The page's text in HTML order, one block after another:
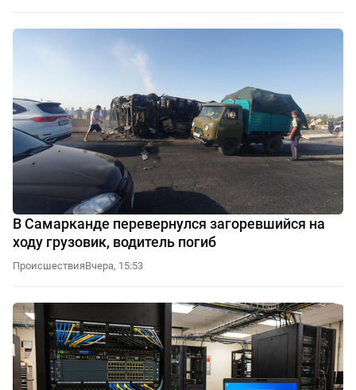
В Самарканде перевернулся загоревшийся на
ходу грузовик, водитель погиб
ПроисшествияВчера, 15:53